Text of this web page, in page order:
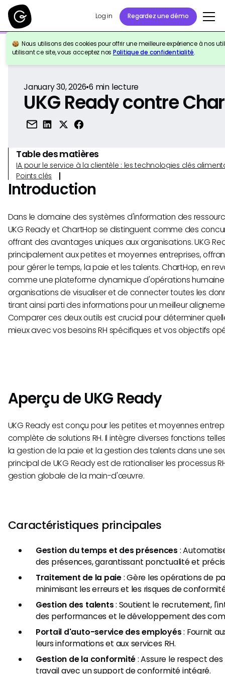
Log in Regardez une démo
Nous utilisons des cookies pour offrir une meilleure expérience à nos
utilisant ce site, vous acceptez nos Politique de confidentialité.
Retour à la référence
January 30, 2026•6 min lecture
UKG Ready contre
Table des matières
IA pour le service à la clientèle : les technologies clés
Points clés
Introduction
Dans le domaine des systèmes d'information des
UKG Ready et ChartHop se distinguent comme des
offrant des avantages uniques aux organisations. UKG
principalement aux petites et moyennes entreprises,
pour gérer le temps, la paie et les talents. ChartHop, en
comme une plateforme dynamique d'opérations
organisations de visualiser et de connecter toutes les
tirant ainsi parti des informations pour un meilleur
Comparer ces deux outils est crucial pour déterminer
mieux avec vos besoins RH spécifiques et vos objectifs
Aperçu de UKG Ready
UKG Ready est conçu pour les petites et moyennes
complète de solutions RH. Il intègre diverses fonctions
la gestion de la paie et la gestion des talents dans une
principal de UKG Ready est de rationaliser les processus
gestion globale de la main-d'œuvre.
Caractéristiques principales
Gestion du temps et des présences :
des présences, garantissant ponctualité et
Traitement de la paie: Gère les opérations de
minimisant les erreurs et les risques de
Gestion des talents: Soutient le recrutement,
des performances et le développement des
Portail d'auto-service des employés: Fournit
leurs informations et aux services RH.
Gestion de la conformité: Assure le respect
travail avec un support de conformité intégré.